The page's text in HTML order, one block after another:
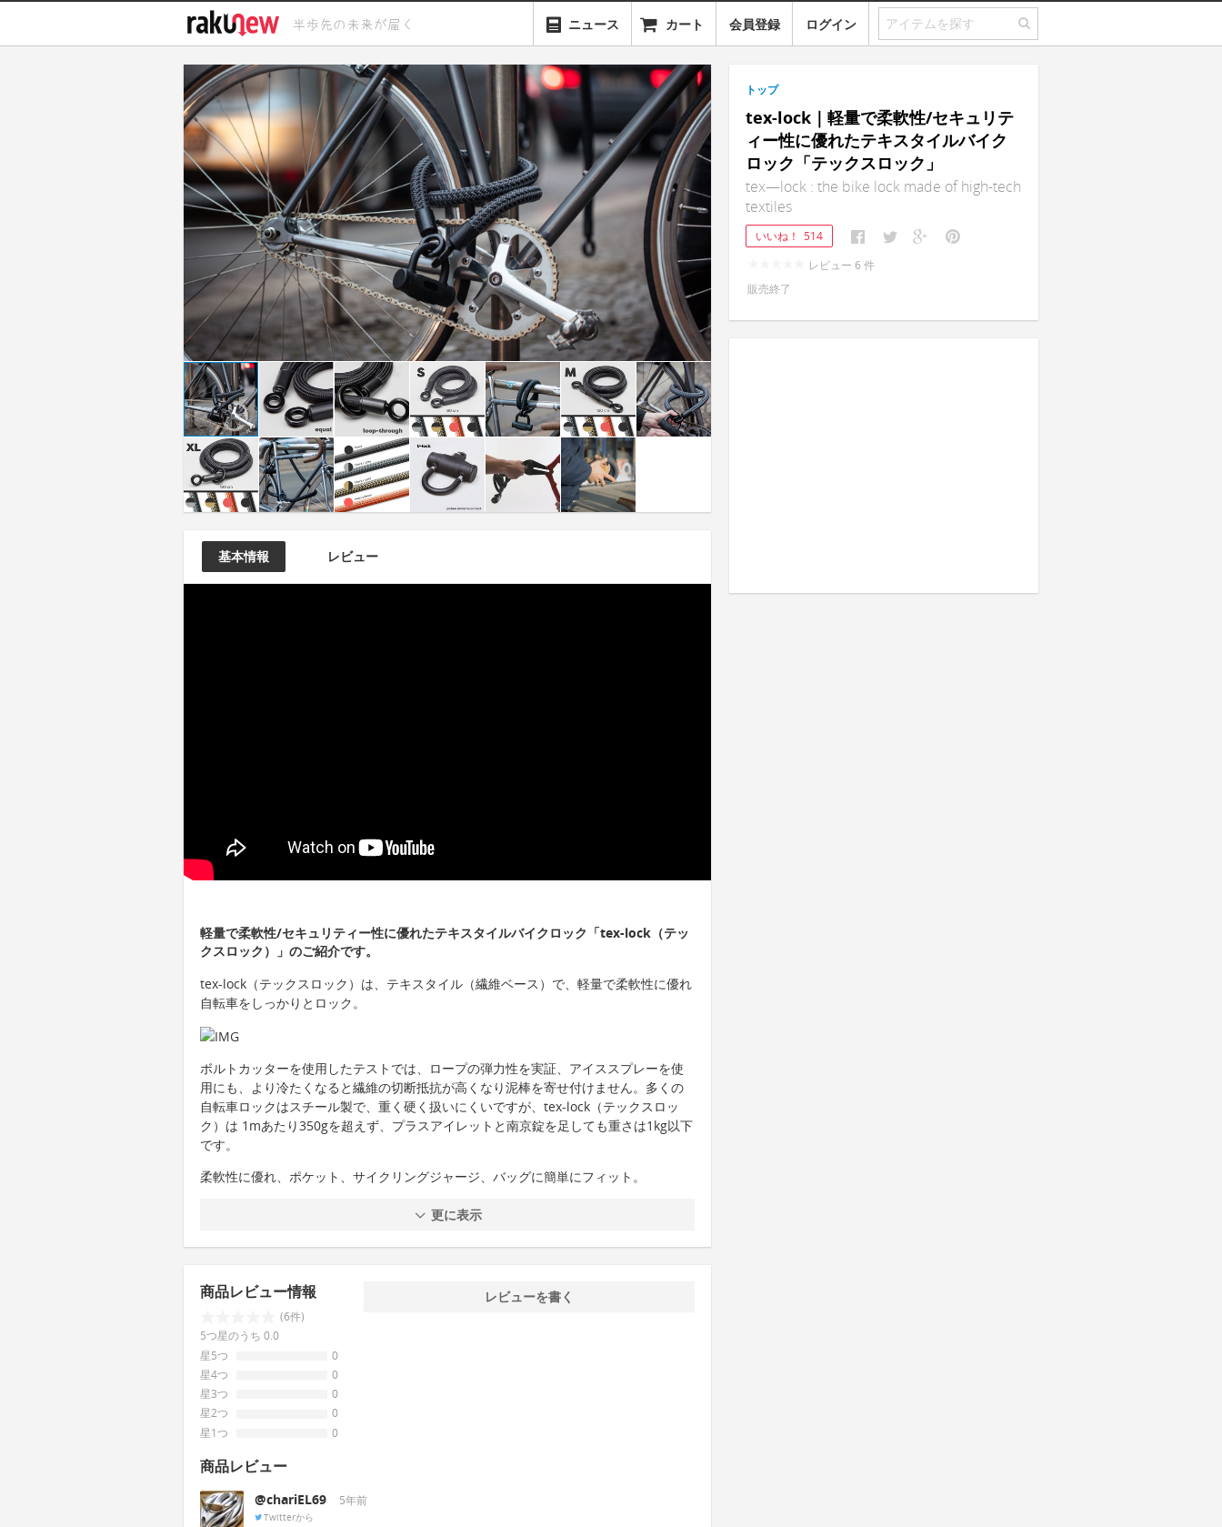
ニュース カート 会員登録 ログイン
基本情報 レビュー
軽量で柔軟性/セキュリティー性に優れたテキスタイルバイクロック「tex-lock（テッ
クスロック）」のご紹介です。
tex-lock（テックスロック）は、テキスタイル（繊維ベース）で、軽量で柔軟性に優れ
自転車をしっかりとロック。
ボルトカッターを使用したテストでは、ロープの弾力性を実証、アイススプレーを使
用にも、より冷たくなると繊維の切断抵抗が高くなり泥棒を寄せ付けません。多くの
自転車ロックはスチール製で、重く硬く扱いにくいですが、tex-lock（テックスロッ
ク）は 1mあたり350gを超えず、プラスアイレットと南京錠を足しても重さは1kg以下
です。
柔軟性に優れ、ポケット、サイクリングジャージ、バッグに簡単にフィット。
更に表示
商品レビュー情報
(6件)
5つ星のうち 0.0
星5つ
0
星4つ
0
星3つ
0
星2つ
0
星1つ
0
レビューを書く
商品レビュー
@chariEL69 5年前
Twitterから
トップ
tex-lock｜軽量で柔軟性/セキュリテ
ィー性に優れたテキスタイルバイク
ロック「テックスロック」
tex—lock : the bike lock made of high-tech
textiles
いいね！ 514
レビュー 6 件
販売終了